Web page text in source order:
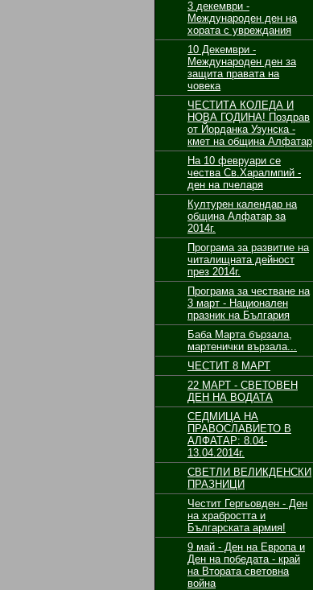
3 декември -
Международен ден на
хората с увреждания
10 Декември -
Международен ден за
защита правата на
човека
ЧЕСТИТА КОЛЕДА И
НОВА ГОДИНА! Поздрав
от Йорданка Узунска -
кмет на община Алфатар
На 10 февруари се
чества Св.Харалмпий -
ден на пчеларя
Културен календар на
община Алфатар за
2014г.
Програма за развитие на
читалищната дейност
през 2014г.
Програма за честване на
3 март - Национален
празник на България
Баба Марта бързала,
мартенички вързала...
ЧЕСТИТ 8 МАРТ
22 МАРТ - СВЕТОВЕН
ДЕН НА ВОДАТА
СЕДМИЦА НА
ПРАВОСЛАВИЕТО В
АЛФАТАР: 8.04-
13.04.2014г.
СВЕТЛИ ВЕЛИКДЕНСКИ
ПРАЗНИЦИ
Честит Гергьовден - Ден
на храбростта и
Българската армия!
9 май - Ден на Европа и
Ден на победата - край
на Втората световна
война